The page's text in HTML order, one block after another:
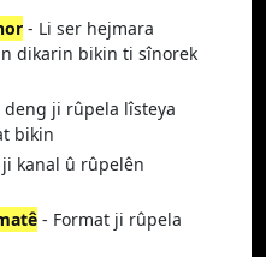
- Li ser hejmara
dikarin bikin ti sînorek
deng ji rûpela lîsteya
bikin
kanal û rûpelên
- Format ji rûpela